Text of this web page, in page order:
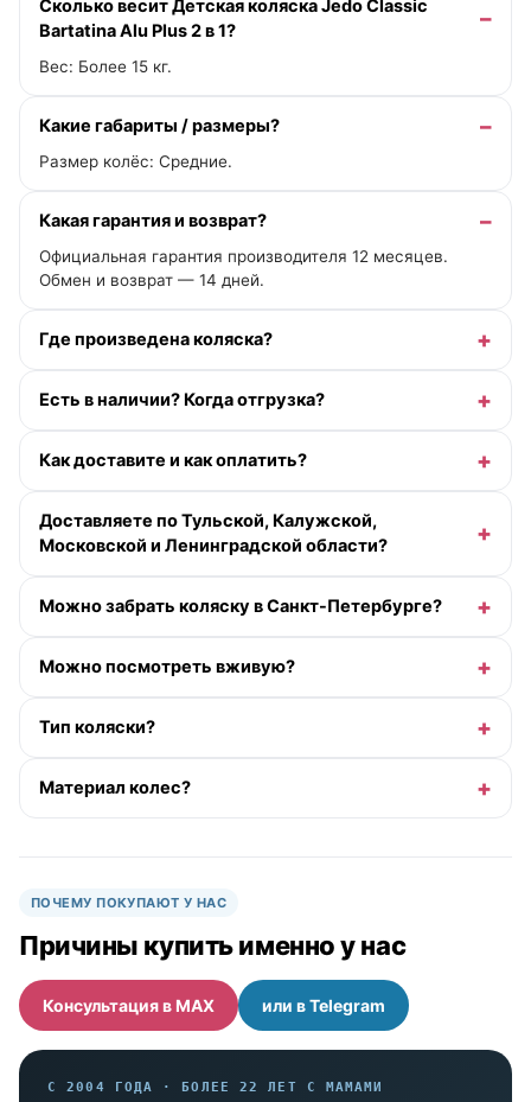
Сколько весит Детская коляска Jedo Classic
Bartatina Alu Plus 2 в 1?
Вес: Более 15 кг.
Какие габариты / размеры?
Размер колёс: Средние.
Какая гарантия и возврат?
Официальная гарантия производителя 12 месяцев.
Обмен и возврат — 14 дней.
Где произведена коляска?
Есть в наличии? Когда отгрузка?
Как доставите и как оплатить?
Доставляете по Тульской, Калужской,
Московской и Ленинградской области?
Можно забрать коляску в Санкт-Петербурге?
Можно посмотреть вживую?
Тип коляски?
Материал колес?
ПОЧЕМУ ПОКУПАЮТ У НАС
Причины купить именно у нас
Консультация в MAX или в Telegram
С 2004 ГОДА · БОЛЕЕ 22 ЛЕТ С МАМАМИ